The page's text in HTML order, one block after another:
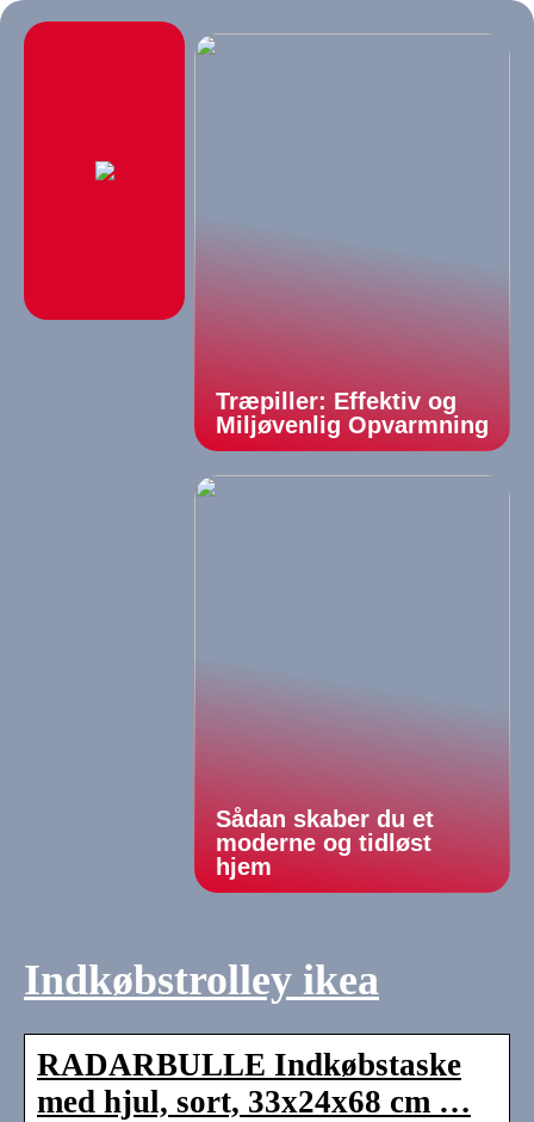
Træpiller: Effektiv og
Miljøvenlig Opvarmning
Sådan skaber du et
moderne og tidløst
hjem
Indkøbstrolley ikea
RADARBULLE Indkøbstaske
med hjul, sort, 33x24x68 cm …